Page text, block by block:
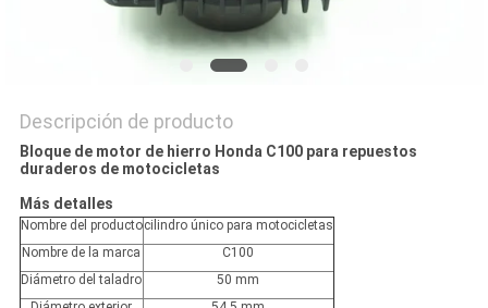
Descripción de producto
Bloque de motor de hierro Honda C100 para repuestos
duraderos de motocicletas
Más detalles
Nombre del productocilindro único para motocicletas
Nombre de la marca
C100
Diámetro del taladro
50 mm